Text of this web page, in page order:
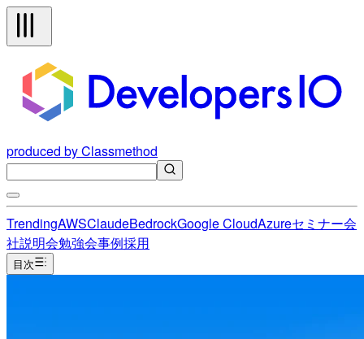
produced by Classmethod
TrendingAWSClaudeBedrockGoogle CloudAzureセミナー会
社説明会勉強会事例採用
目次